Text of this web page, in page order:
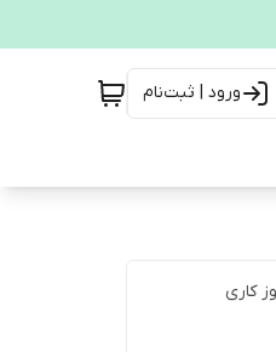
ورود | ثبت‌نام
کاری